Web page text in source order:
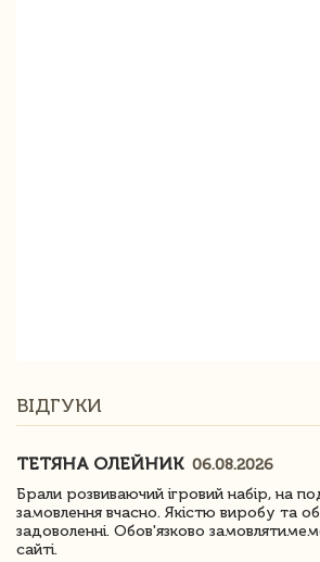
ВІДГУКИ
ТЕТЯНА ОЛЕЙНИК 06.08.2026
Брали розвиваючий ігровий набір, на
замовлення вчасно. Якістю виробу та
задоволенні. Обов'язково
сайті.